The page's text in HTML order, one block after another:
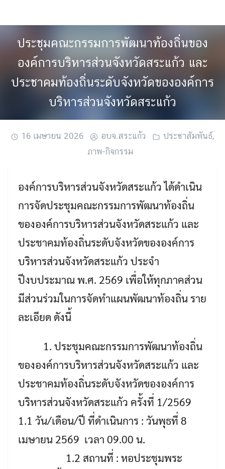
ประชุมคณะกรรมการพัฒนาท้องถิ่นของ
องค์การบริหารส่วนจังหวัดสระแก้ว และ
ประชาคมท้องถิ่นระดับจังหวัดขององค์การ
บริหารส่วนจังหวัดสระแก้ว
16 เมษายน 2026 อบจ.สระแก้ว ประชาสัมพันธ์,
ภาพ-กิจกรรม
องค์การบริหารส่วนจังหวัดสระแก้ว ได้ดำเนิน
การจัดประชุมคณะกรรมการพัฒนาท้องถิ่น
ขององค์การบริหารส่วนจังหวัดสระแก้ว และ
ประชาคมท้องถิ่นระดับจังหวัดขององค์การ
บริหารส่วนจังหวัดสระแก้ว ประจำ
ปีงบประมาณ พ.ศ. 2569 เพื่อให้ทุกภาคส่วน
มีส่วนร่วมในการจัดทำแผนพัฒนาท้องถิ่น ราย
ละเอียด ดังนี้
1. ประชุมคณะกรรมการพัฒนาท้องถิ่น
ขององค์การบริหารส่วนจังหวัดสระแก้ว และ
ประชาคมท้องถิ่นระดับจังหวัดขององค์การ
บริหารส่วนจังหวัดสระแก้ว ครั้งที่ 1/2569
1.1 วัน/เดือน/ปี ที่ดำเนินการ : วันพุธที่ 8
เมษายน 2569 เวลา 09.00 น.
1.2 สถานที่ : หอประชุมพระ